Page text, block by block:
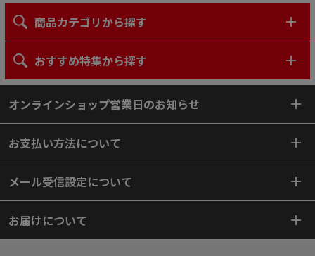
商品カテゴリから探す
おすすめ特集から探す
オンラインショップ営業日のお知らせ
お支払い方法について
メール受信設定について
お届けについて